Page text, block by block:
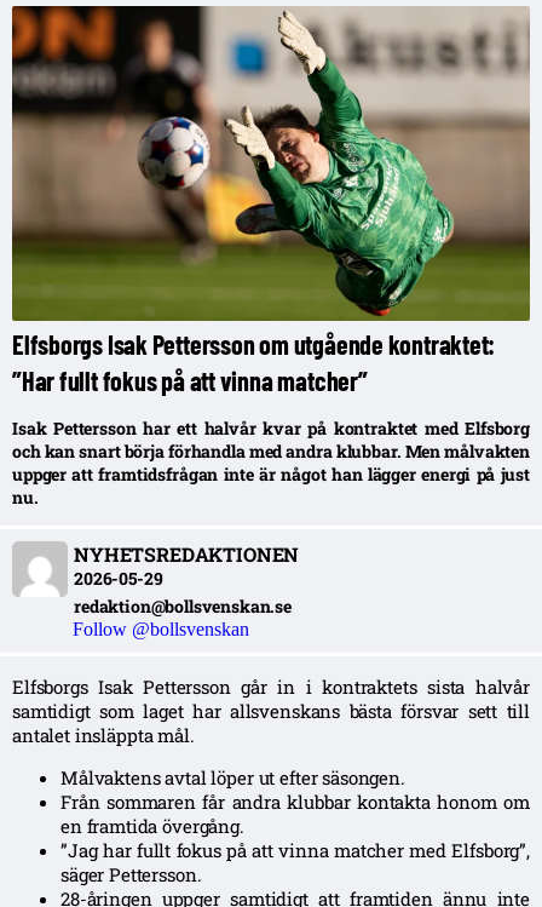
Elfsborgs Isak Pettersson om utgående kontraktet:
”Har fullt fokus på att vinna matcher”
Isak Pettersson har ett halvår kvar på kontraktet med Elfsborg
och kan snart börja förhandla med andra klubbar. Men målvakten
uppger att framtidsfrågan inte är något han lägger energi på just
nu.
NYHETSREDAKTIONEN
2026-05-29
redaktion@bollsvenskan.se
Follow @bollsvenskan
Elfsborgs Isak Pettersson går in i kontraktets sista halvår
samtidigt som laget har allsvenskans bästa försvar sett till
antalet insläppta mål.
Målvaktens avtal löper ut efter säsongen.
Från sommaren får andra klubbar kontakta honom om
en framtida övergång.
”Jag har fullt fokus på att vinna matcher med Elfsborg”,
säger Pettersson.
28-åringen uppger samtidigt att framtiden ännu inte